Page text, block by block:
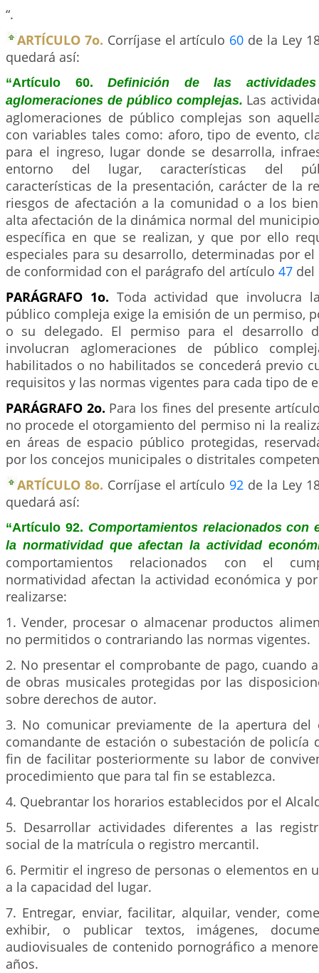
“.
ARTÍCULO 7o. Corríjase el artículo 60 de la Ley
quedará así:
“Artículo 60.Definición de las
aglomeraciones de público complejas. Las
aglomeraciones de público complejas son
con variables tales como: aforo, tipo de evento,
para el ingreso, lugar donde se desarrolla,
entorno del lugar, características del
características de la presentación, carácter de la
riesgos de afectación a la comunidad o a los
alta afectación de la dinámica normal del
específica en que se realizan, y que por ello
especiales para su desarrollo, determinadas por
de conformidad con el parágrafo del artículo 47 del
PARÁGRAFO 1o. Toda actividad que involucra
público compleja exige la emisión de un permiso,
o su delegado. El permiso para el desarrollo
involucran aglomeraciones de público
habilitados o no habilitados se concederá previo
requisitos y las normas vigentes para cada tipo de
PARÁGRAFO 2o. Para los fines del presente
no procede el otorgamiento del permiso ni la
en áreas de espacio público protegidas,
por los concejos municipales o distritales
ARTÍCULO 8o. Corríjase el artículo 92 de la Ley
quedará así:
“Artículo 92. Comportamientos relacionados con
la normatividad que afectan la actividad
comportamientos relacionados con el
normatividad afectan la actividad económica y
realizarse:
1. Vender, procesar o almacenar productos
no permitidos o contrariando las normas vigentes.
2. No presentar el comprobante de pago, cuando
de obras musicales protegidas por las
sobre derechos de autor.
3. No comunicar previamente de la apertura del
comandante de estación o subestación de policía
fin de facilitar posteriormente su labor de
procedimiento que para tal fin se establezca.
4. Quebrantar los horarios establecidos por el
5. Desarrollar actividades diferentes a las
social de la matrícula o registro mercantil.
6. Permitir el ingreso de personas o elementos en
a la capacidad del lugar.
7. Entregar, enviar, facilitar, alquilar, vender,
exhibir, o publicar textos, imágenes,
audiovisuales de contenido pornográfico a
años.